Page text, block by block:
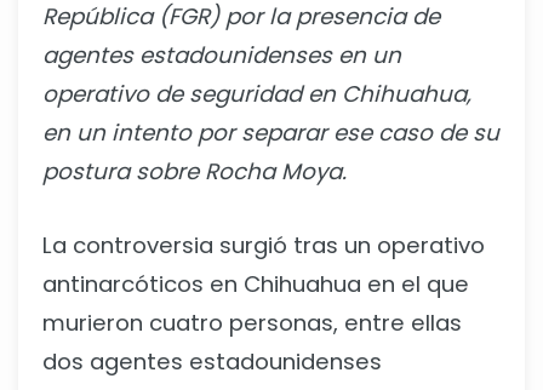
República (FGR) por la presencia de
agentes estadounidenses en un
operativo de seguridad en Chihuahua,
en un intento por separar ese caso de su
postura sobre Rocha Moya.
La controversia surgió tras un operativo
antinarcóticos en Chihuahua en el que
murieron cuatro personas, entre ellas
dos agentes estadounidenses